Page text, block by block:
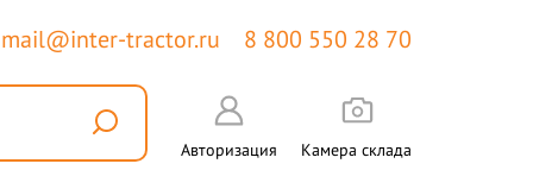
mail@inter-tractor.ru 8 800 550 28 70
Авторизация Камера склада